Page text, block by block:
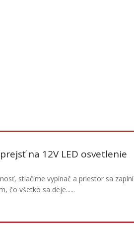
na 12V LED osvetlenie
stlačíme vypínač a priestor sa zaplní
čo všetko sa deje......